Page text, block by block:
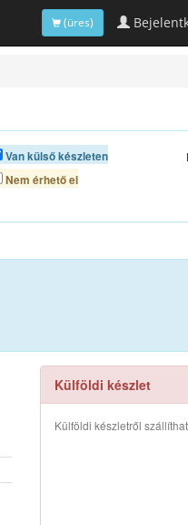
(üres)
Van külső készleten
Nem érhető el
Külföldi készlet
Külföldi készletről